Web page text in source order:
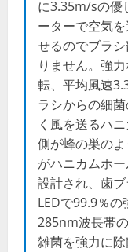
に3.35m/sの優
ーターで空気
せるのでブラ
りません。強
転、平均風速
ラシからの細
く風を送るハ
側が蜂の巣の
がハニカムホ
設計され、歯
LEDで99.9％
285nm波長帯
雑菌を強力に